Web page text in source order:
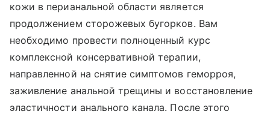
кожи в перианальной области является
продолжением сторожевых бугорков. Вам
необходимо провести полноценный курс
комплексной консервативной терапии,
направленной на снятие симптомов геморроя,
заживление анальной трещины и восстановление
эластичности анального канала. После этого